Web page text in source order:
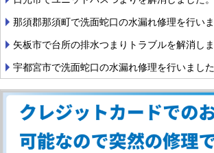
那須郡那須町で洗面蛇口の水漏れ修理を行いま
矢板市で台所の排水つまりトラブルを解消しま
宇都宮市で洗面蛇口の水漏れ修理を行いました